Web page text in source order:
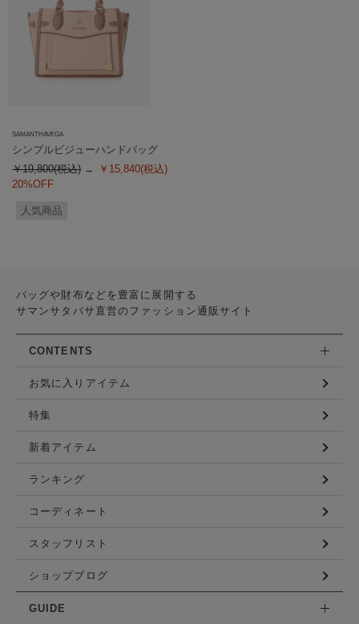
SAMANTHAVEGA
シンプルビジューハンドバッグ
￥19,800(税込)
￥15,840(税込)
20%OFF
人気商品
バッグや財布などを豊富に展開する
サマンサタバサ直営のファッション通販サイト
CONTENTS
お気に入りアイテム
特集
新着アイテム
ランキング
コーディネート
スタッフリスト
ショップブログ
GUIDE